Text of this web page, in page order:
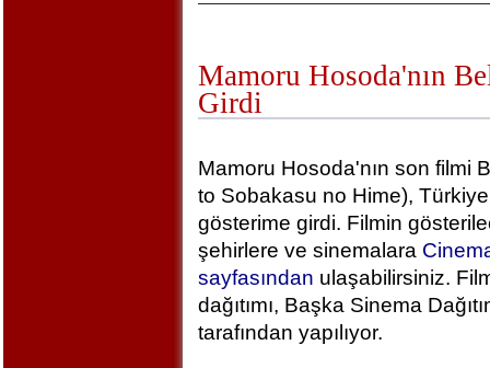
Mamoru Hosoda'nın
Girdi
Mamoru Hosoda'nın son filmi
to Sobakasu no Hime),
gösterime girdi. Filmin
şehirlere ve sinemalara
sayfasından ulaşabilirsiniz.
dağıtımı, Başka Sinema
tarafından yapılıyor.